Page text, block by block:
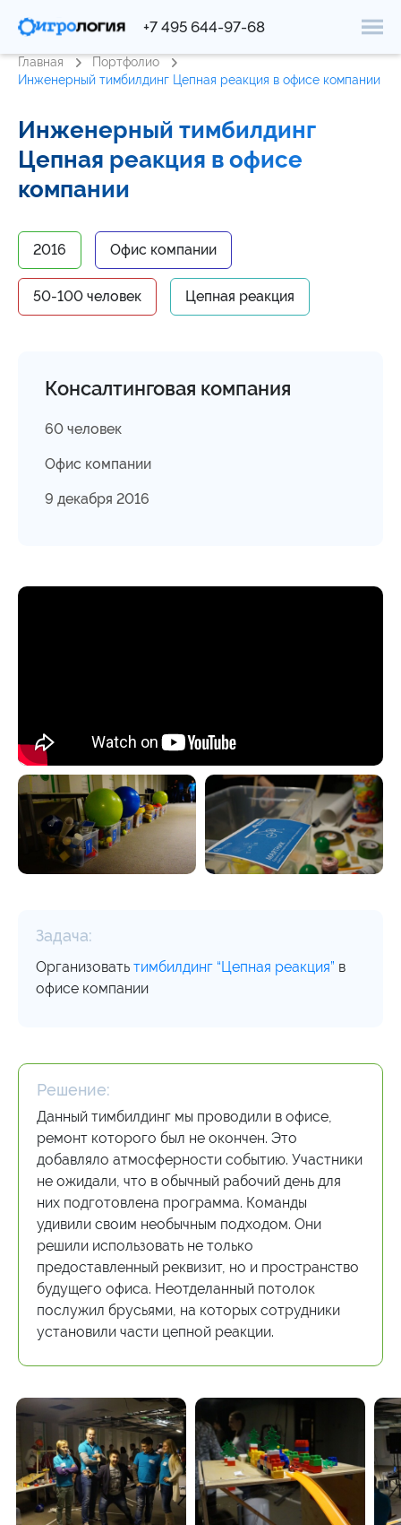
+7 495 644-97-68
Главная
Портфолио
Инженерный тимбилдинг Цепная реакция в офисе компании
Инженерный тимбилдинг
Цепная реакция в офисе
компании
2016 Офис компании
50-100 человек Цепная реакция
Консалтинговая компания
60 человек
Офис компании
9 декабря 2016
Задача:
Организовать тимбилдинг “Цепная реакция” в
офисе компании
Решение:
Данный тимбилдинг мы проводили в офисе,
ремонт которого был не окончен. Это
добавляло атмосферности событию. Участники
не ожидали, что в обычный рабочий день для
них подготовлена программа. Команды
удивили своим необычным подходом. Они
решили использовать не только
предоставленный реквизит, но и пространство
будущего офиса. Неотделанный потолок
послужил брусьями, на которых сотрудники
установили части цепной реакции.